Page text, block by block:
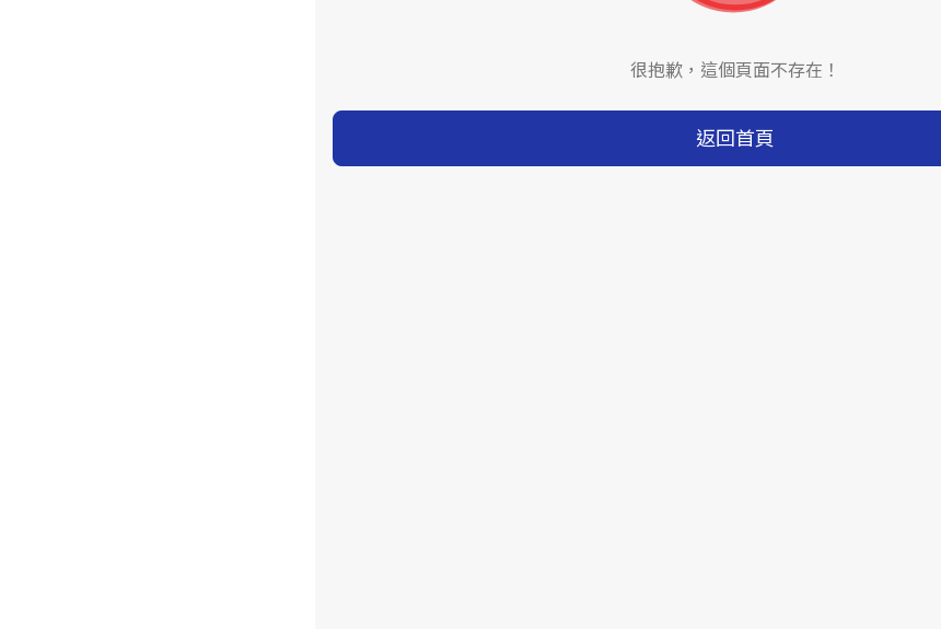
很抱歉，這個頁面不存在！
返回首頁